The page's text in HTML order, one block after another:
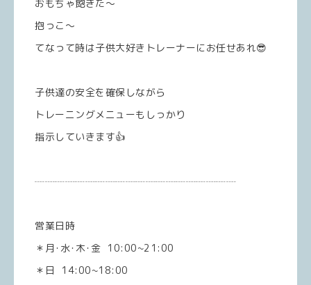
おもちゃ飽きた〜
抱っこ〜
てなって時は子供大好きトレーナーにお任せあれ😎
子供達の安全を確保しながら
トレーニングメニューもしっかり
指示していきます👍
┈┈┈┈┈┈┈┈┈┈┈┈┈┈┈┈┈┈┈┈
営業日時
＊月･水･木･金 10:00~21:00
＊日 14:00~18:00